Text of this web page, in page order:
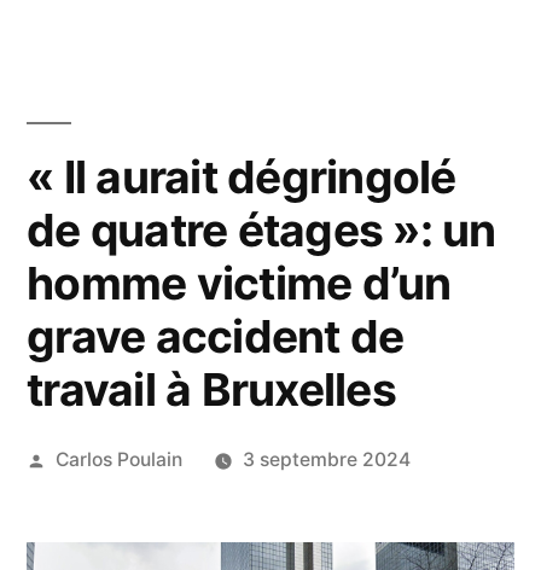
« Il aurait dégringolé
de quatre étages »: un
homme victime d’un
grave accident de
travail à Bruxelles
Publié
Carlos Poulain 3 septembre 2024